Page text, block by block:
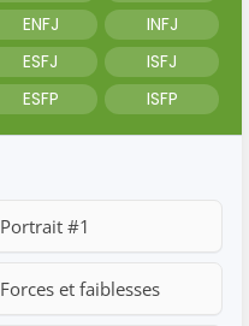
ENFJ
INFJ
ESFJ
ISFJ
ESFP ISFP
Portrait #1
Forces et faiblesses